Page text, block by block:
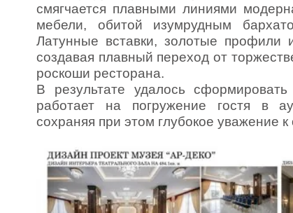
смягчается плавными линиями
мебели, обитой изумрудным
Латунные вставки, золотые профили
создавая плавный переход от
роскоши ресторана.
В результате удалось
работает на погружение гостя в
сохраняя при этом глубокое уважение